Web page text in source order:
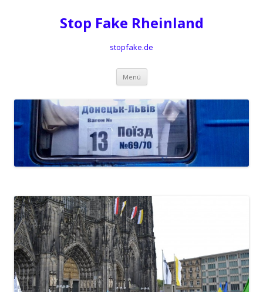
Stop Fake Rheinland
stopfake.de
Menü Springe
Inhalt